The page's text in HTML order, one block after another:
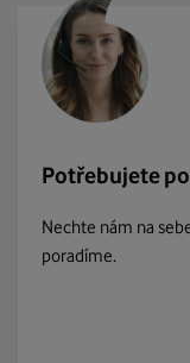
Potřebujete
Nechte nám na
poradíme.